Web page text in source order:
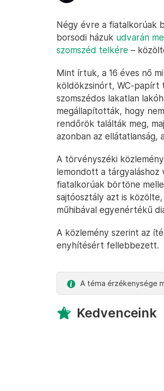
Négy évre a fiatalkorúak
borsodi házuk udvarán
szomszéd telkére –
Mint írtuk, a 16 éves nő
köldökzsinórt, WC-papírt
szomszédos lakatlan
megállapították, hogy
rendőrök találták meg,
azonban az
A törvényszéki
lemondott a
fiatalkorúak börtöne
sajtóosztály azt is
műhibával egyenértékű
A közlemény szerint az
enyhítésért fellebbezett.
A téma érzékenysége
Kedvenceink